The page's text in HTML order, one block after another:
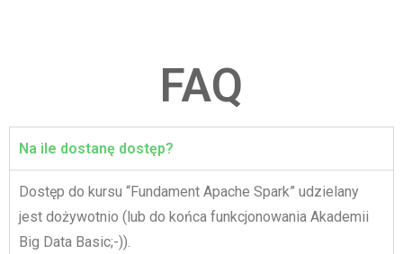
FAQ
Na ile dostanę dostęp?
Dostęp do kursu “Fundament Apache Spark” udzielany
jest dożywotnio (lub do końca funkcjonowania Akademii
Big Data Basic;-)).